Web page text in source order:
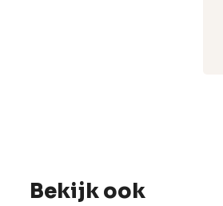
Bekijk ook